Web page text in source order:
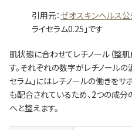
引用元：ゼオスキンヘルス公
ライセラム0.25」です
肌状態に合わせてレチノール（整
す。それぞれの数字がレチノールの
セラム」にはレチノールの働きをサ
も配合されているため、2つの成
へと整えます。